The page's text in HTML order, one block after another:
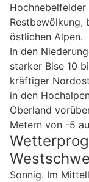
Restbewölkung,
östlichen Alpen.
In den
starker Bise 10
kräftiger
in den
Oberland
Metern von -5
Sonnig. Im